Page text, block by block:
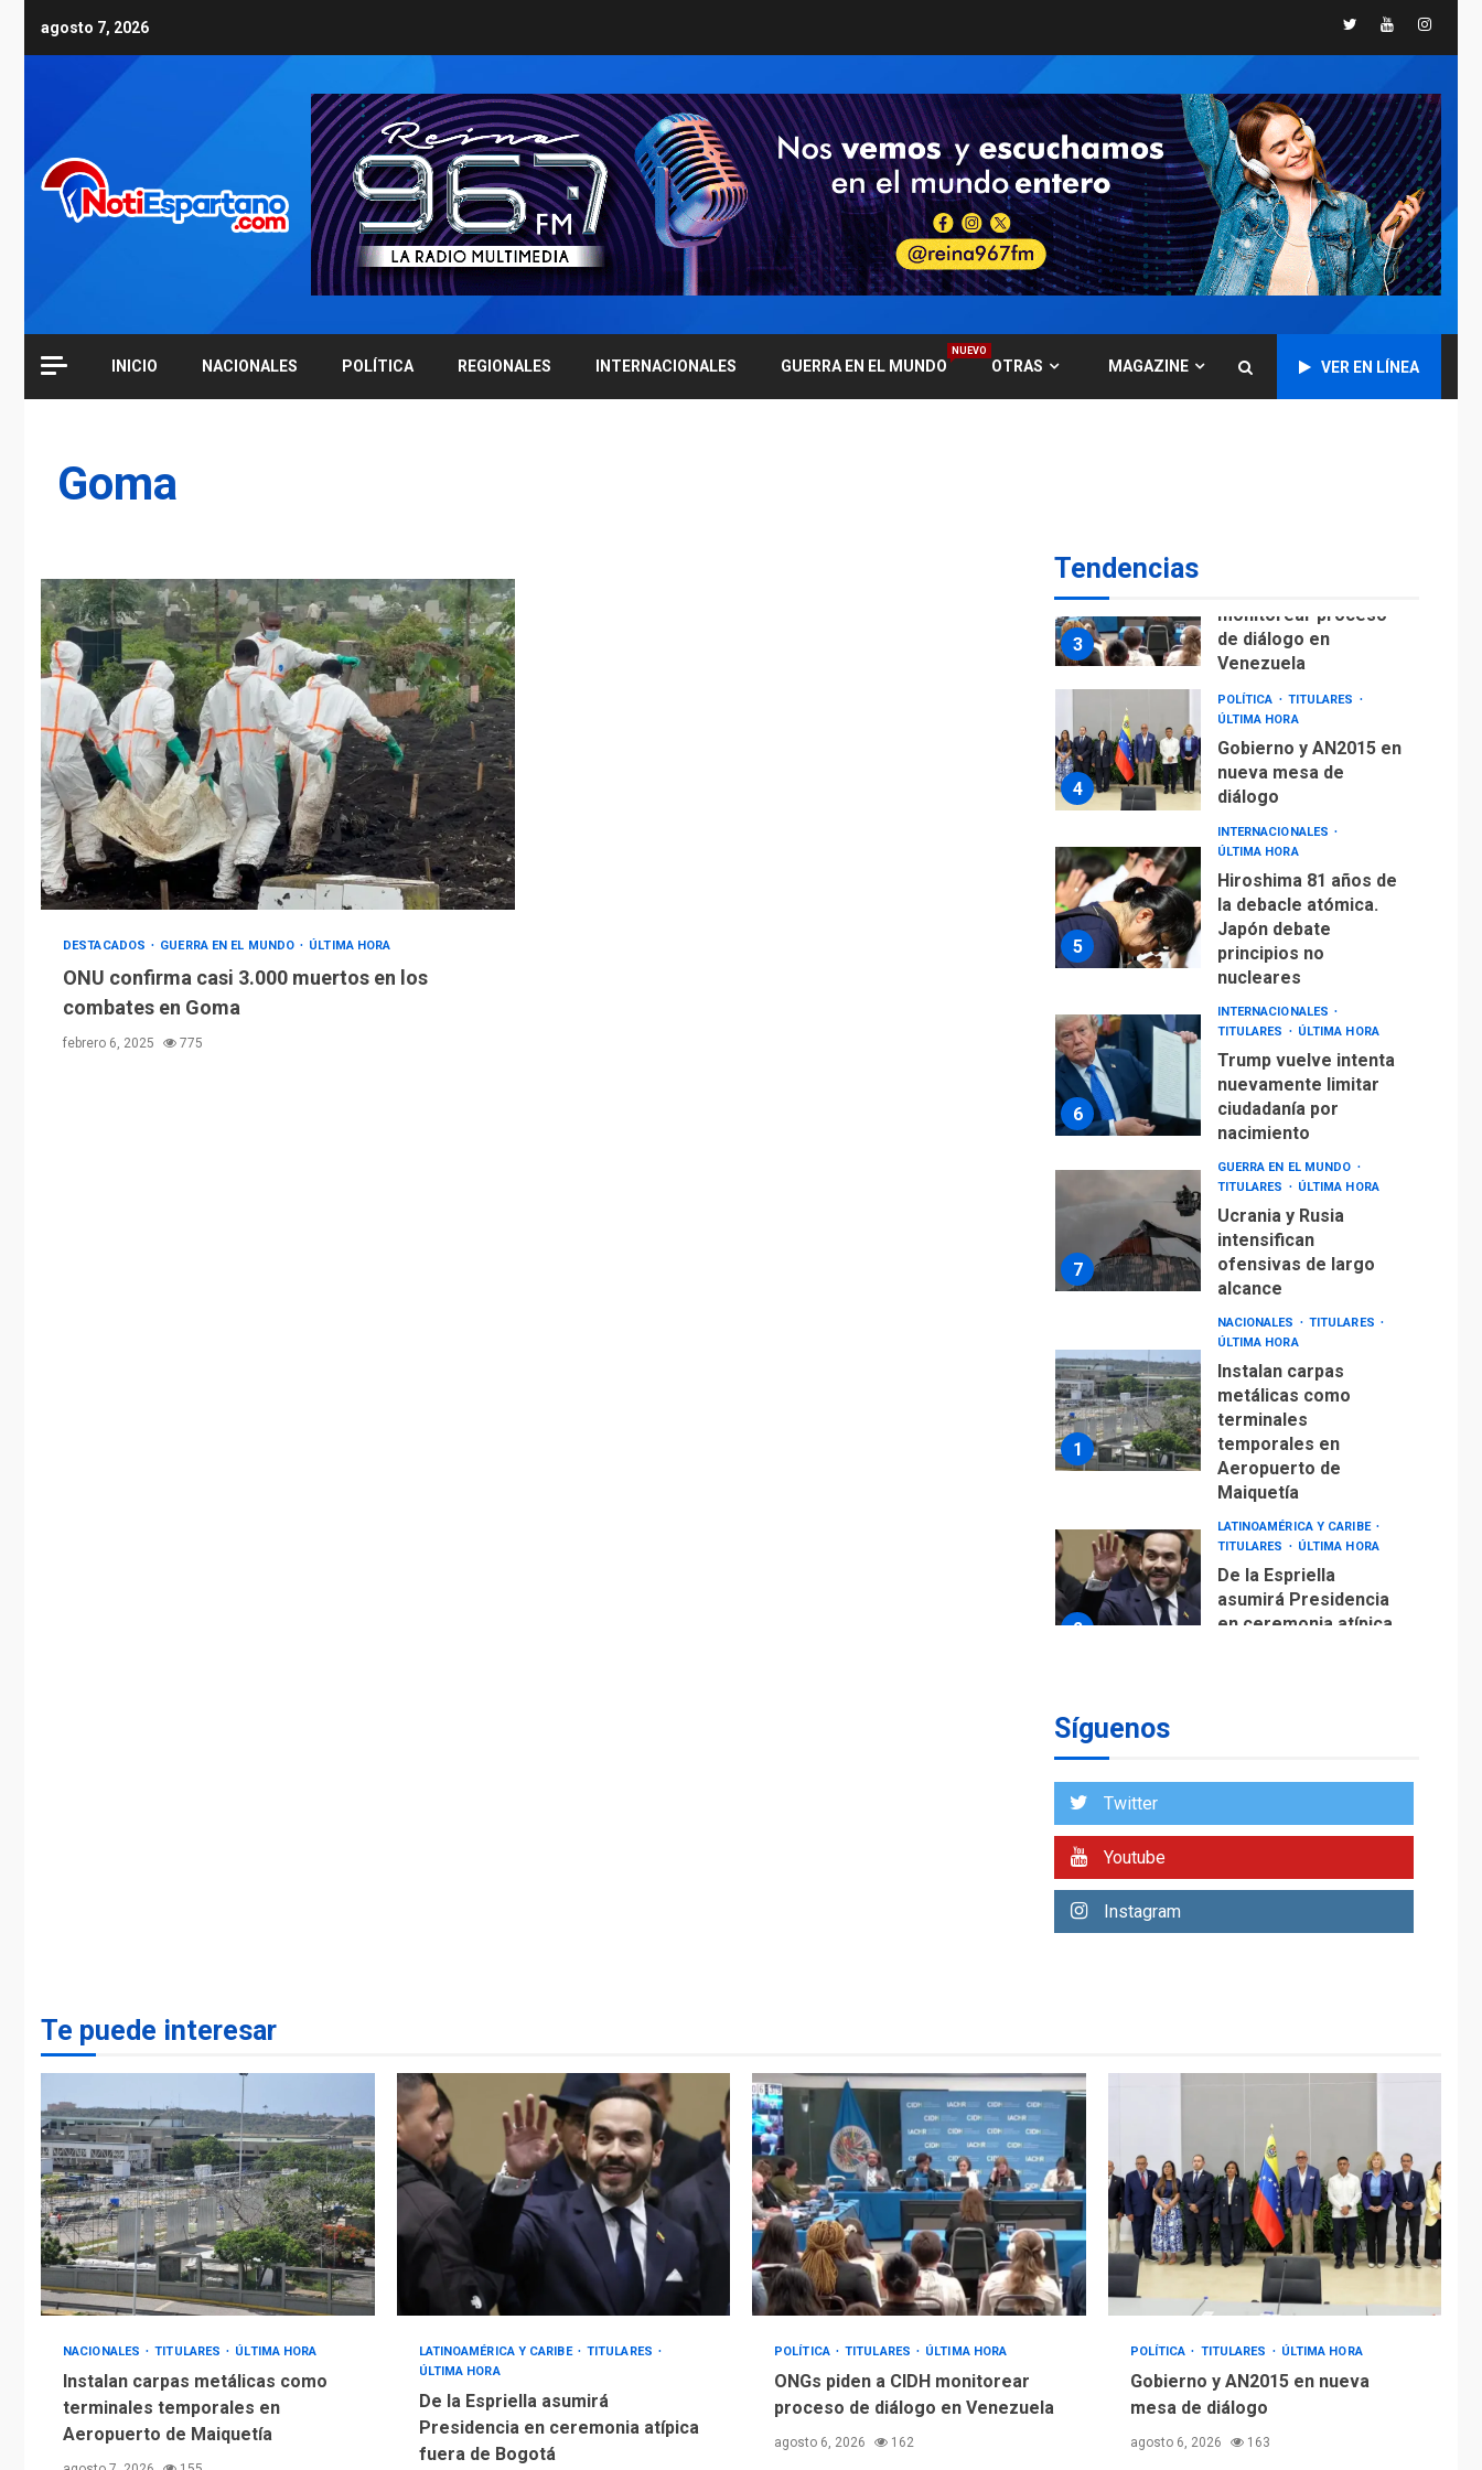
agosto 7, 2026 TwitterYoutube
INICIO NACIONALES POLÍTICA REGIONALES INTERNACIONALES GUERRA EN EL MUNDO
NUEVO
OTRAS MAGAZINE VER EN LÍNEA
Goma
DESTACADOS GUERRA EN EL MUNDO ÚLTIMA HORA
ONU confirma casi 3.000 muertos en los
combates en Goma
febrero 6, 2025 775
Tendencias
7
GUERRA EN EL MUNDO
Ucrania y Rusia
intensifican
ofensivas de largo
alcance
NACIONALES
TITULARES
ÚLTIMA HORA
Instalan carpas
metálicas como
terminales
Aeropuerto de
3
monitorear proceso
de diálogo en
Venezuela
4
POLÍTICA
TITULARES
ÚLTIMA HORA
Gobierno y AN2015 en
nueva mesa de
diálogo
5
INTERNACIONALES
ÚLTIMA HORA
Hiroshima 81 años de
la debacle atómica.
Japón debate
principios no
nucleares
6
INTERNACIONALES
TITULARES
ÚLTIMA HORA
Trump vuelve intenta
nuevamente limitar
ciudadanía por
nacimiento
7
GUERRA EN EL MUNDO
TITULARES
ÚLTIMA HORA
Ucrania y Rusia
intensifican
ofensivas de largo
alcance
1
NACIONALES
TITULARES
ÚLTIMA HORA
Instalan carpas
metálicas como
terminales
temporales en
Aeropuerto de
Maiquetía
2
LATINOAMÉRICA Y CARIBE
TITULARES
ÚLTIMA HORA
De la Espriella
asumirá Presidencia
en ceremonia atípica
3
de diálogo en
4
POLÍTICA
TITULARES
Gobierno y AN2015 en
diálogo
5
Japón debate
Síguenos
Twitter
Youtube
Instagram
Te puede interesar
NACIONALES TITULARES ÚLTIMA HORA
Instalan carpas metálicas como
terminales temporales en
Aeropuerto de Maiquetía
LATINOAMÉRICA Y CARIBE
TITULARES
ÚLTIMA HORA
De la Espriella asumirá
Presidencia en ceremonia atípica
fuera de Bogotá
POLÍTICA TITULARES ÚLTIMA HORA
ONGs piden a CIDH monitorear
proceso de diálogo en Venezuela
agosto 6, 2026 162
POLÍTICA TITULARES ÚLTIMA HORA
Gobierno y AN2015 en nueva
mesa de diálogo
agosto 6, 2026 163